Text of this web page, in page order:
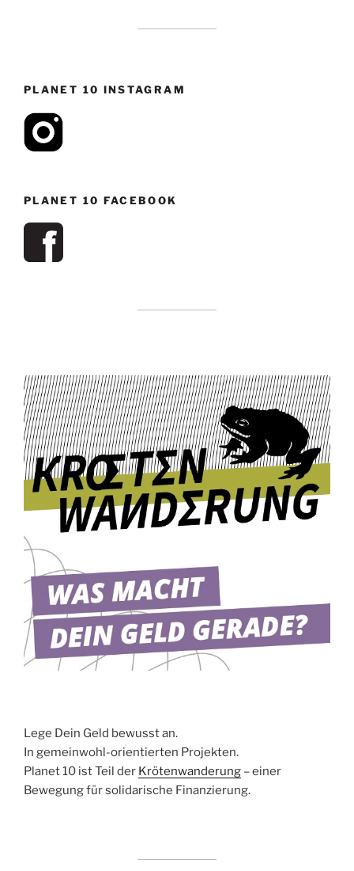
PLANET 10 INSTAGRAM
PLANET 10 FACEBOOK
Lege Dein Geld bewusst an.
In gemeinwohl-orientierten Projekten.
Planet 10 ist Teil der Krötenwanderung – einer
Bewegung für solidarische Finanzierung.